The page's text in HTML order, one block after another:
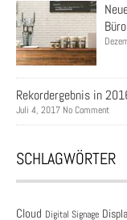
Büro
Rekordergebnis in
Juli 4, 2017 No Comment
SCHLAGWÖRTER
Cloud Digital Signage